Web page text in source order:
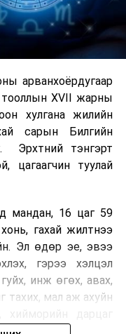
арванхоёрдугаар
тооллын XVII жарны
хулгана жилийн
сарын Билгийн
Эрхтний тэнгэрт
цагаагчин туулай
мандан, 16 цаг 59
гахай жилтнээ
Эл өдөр эе, эвээ
гэрээ хэлцэл
инж өгөх, авах,
тахих, мал аж ахуйн